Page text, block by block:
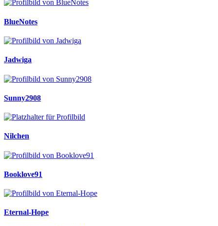
BlueNotes
Jadwiga
Sunny2908
Nilchen
Booklove91
Eternal-Hope